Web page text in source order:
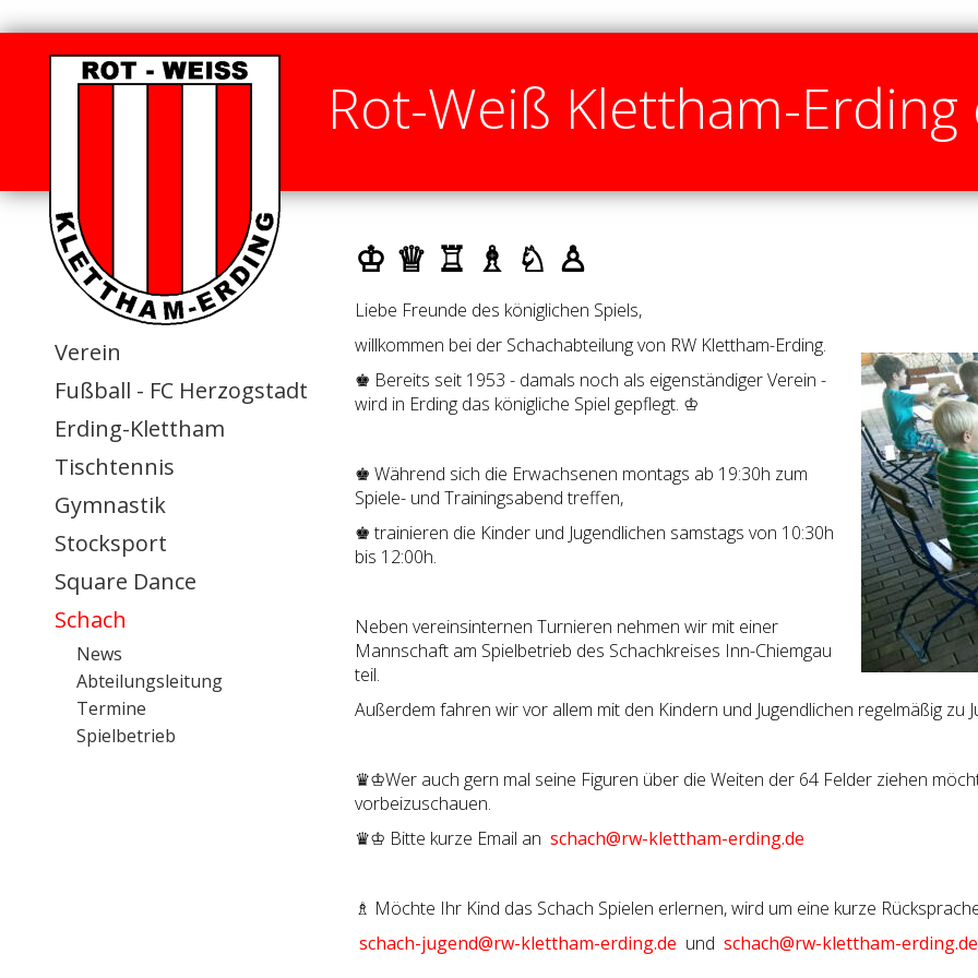
Rot-Weiß Klettham-Erding
♔ ♕ ♖ ♗ ♘ ♙
Liebe Freunde des königlichen Spiels,
willkommen bei der Schachabteilung von RW Klettham-Erding.
♚ Bereits seit 1953 - damals noch als eigenständiger Verein -
wird in Erding das königliche Spiel gepflegt. ♔
♚ Während sich die Erwachsenen montags ab 19:30h zum
Spiele- und Trainingsabend treffen,
♚ trainieren die Kinder und Jugendlichen samstags von 10:30h
bis 12:00h.
Neben vereinsinternen Turnieren nehmen wir mit einer
Mannschaft am Spielbetrieb des Schachkreises Inn-Chiemgau
teil.
Außerdem fahren wir vor allem mit den Kindern und Jugendlichen regelmäßig zu
♛♔Wer auch gern mal seine Figuren über die Weiten der 64 Felder ziehen
vorbeizuschauen.
♛♔ Bitte kurze Email an schach@rw-klettham-erding.de
♗ Möchte Ihr Kind das Schach Spielen erlernen, wird um eine kurze
schach-jugend@rw-klettham-erding.de und schach@rw-klettham-erding.de
Verein
Fußball - FC Herzogstadt
Erding-Klettham
Tischtennis
Gymnastik
Stocksport
Square Dance
Schach
News
Abteilungsleitung
Termine
Spielbetrieb